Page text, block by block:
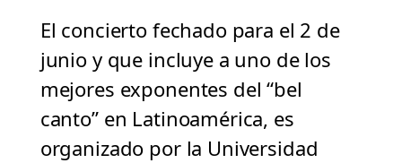
El concierto fechado para el 2 de
junio y que incluye a uno de los
mejores exponentes del “bel
canto” en Latinoamérica, es
organizado por la Universidad